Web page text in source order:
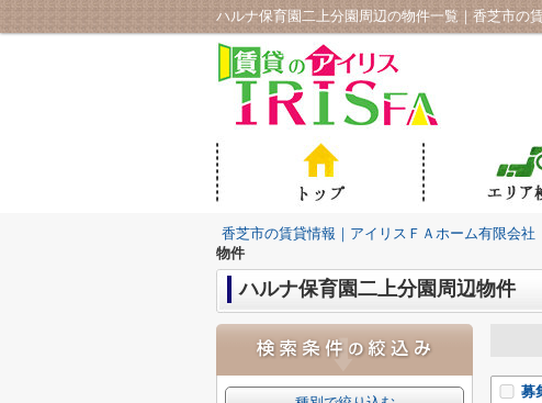
ハルナ保育園二上分園周辺の物件一覧｜香芝市の
香芝市の賃貸情報｜アイリスＦＡホーム有限会社
物件
ハルナ保育園二上分園周辺物件
募